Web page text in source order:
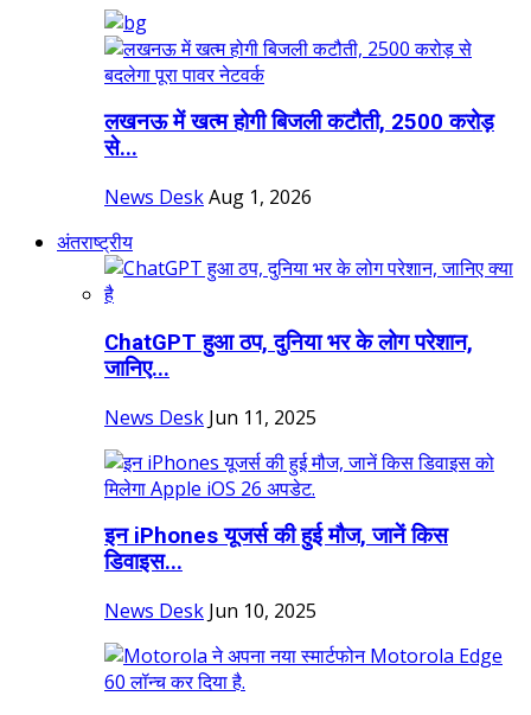
लखनऊ में खत्म होगी बिजली कटौती, 2500 करोड़
से...
News DeskAug 1, 2026
अंतराष्ट्रीय
ChatGPT हुआ ठप, दुनिया भर के लोग परेशान,
जानिए...
News Desk Jun 11, 2025
इन iPhones यूजर्स की हुई मौज, जानें क‍िस
ड‍िवाइस...
News Desk Jun 10, 2025